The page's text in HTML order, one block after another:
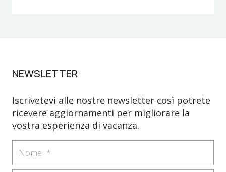
NEWSLETTER
Iscrivetevi alle nostre newsletter così potrete
ricevere aggiornamenti per migliorare la
vostra esperienza di vacanza.